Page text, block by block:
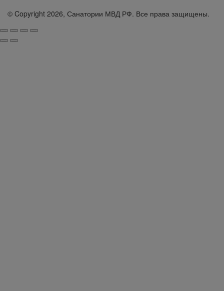
© Copyright 2026, Санатории МВД РФ. Все права защищены.